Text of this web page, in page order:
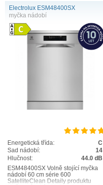
Electrolux ESM48400SX
myčka nádobí
Energetická třída:
C
Sad nádobí:
14
Hlučnost:
44.0 dB
ESM48400SX Volně stojící myčka
nádobí 60 cm série 600
SatelliteClean Detaily produktu